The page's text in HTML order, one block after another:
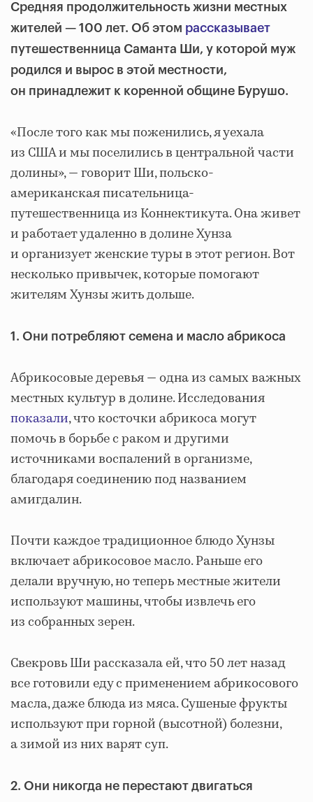
Средняя продолжительность жизни местных
жителей — 100 лет. Об этом рассказывает
путешественница Саманта Ши, у которой муж
родился и вырос в этой местности,
он принадлежит к коренной общине Бурушо.
«После того как мы поженились, я уехала
из США и мы поселились в центральной части
долины», — говорит Ши, польско-
американская писательница-
путешественница из Коннектикута. Она живет
и работает удаленно в долине Хунза
и организует женские туры в этот регион. Вот
несколько привычек, которые помогают
жителям Хунзы жить дольше.
1. Они потребляют семена и масло абрикоса
Абрикосовые деревья — одна из самых важных
местных культур в долине. Исследования
показали, что косточки абрикоса могут
помочь в борьбе с раком и другими
источниками воспалений в организме,
благодаря соединению под названием
амигдалин.
Почти каждое традиционное блюдо Хунзы
включает абрикосовое масло. Раньше его
делали вручную, но теперь местные жители
используют машины, чтобы извлечь его
из собранных зерен.
Свекровь Ши рассказала ей, что 50 лет назад
все готовили еду с применением абрикосового
масла, даже блюда из мяса. Сушеные фрукты
используют при горной (высотной) болезни,
а зимой из них варят суп.
2. Они никогда не перестают двигаться